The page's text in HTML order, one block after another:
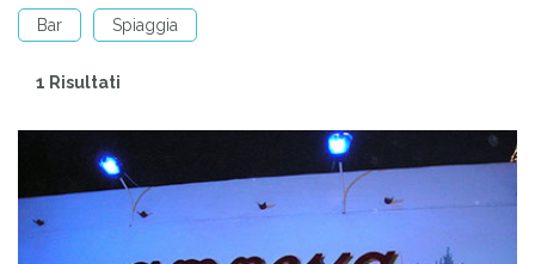
Bar Spiaggia
1 Risultati